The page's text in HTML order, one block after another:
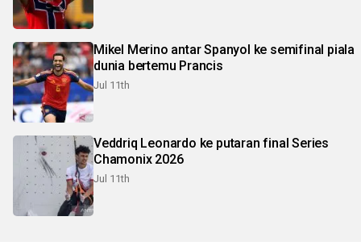
Mikel Merino antar Spanyol ke semifinal piala
dunia bertemu Prancis
Jul 11th
Veddriq Leonardo ke putaran final Series
Chamonix 2026
Jul 11th